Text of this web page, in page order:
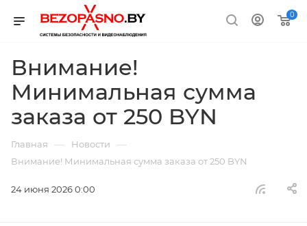
0
Внимание!
Минимальная сумма
заказа от 250 BYN
Главная — Новости —
Внимание! Минимальная сумма заказа от 250 BYN
24 июня 2026 0:00